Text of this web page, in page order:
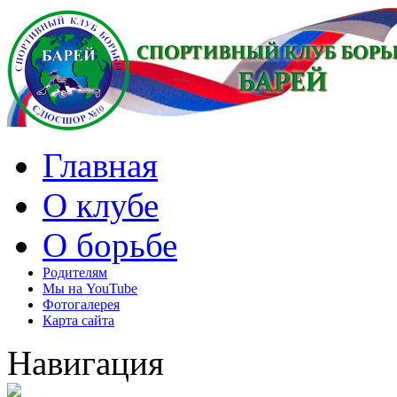
Главная
О клубе
О борьбе
Родителям
Мы на YouTube
Фотогалерея
Карта сайта
Навигация